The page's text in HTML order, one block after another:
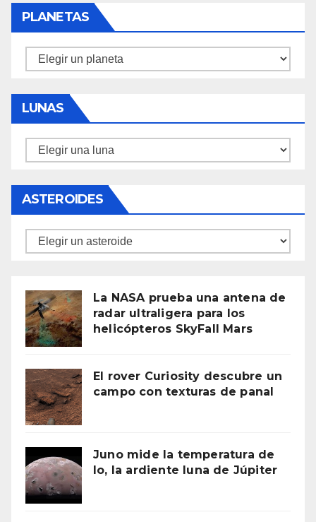
PLANETAS
Planetas
LUNAS
Lunas
ASTEROIDES
Asteroides
La NASA prueba una antena de
radar ultraligera para los
helicópteros SkyFall Mars
El rover Curiosity descubre un
campo con texturas de panal
Juno mide la temperatura de
Io, la ardiente luna de Júpiter